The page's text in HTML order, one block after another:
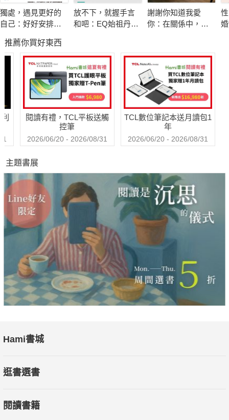
全書貫穿著一個核心信念──最可怕的不是生活的艱難，而是
我們對改變的恐懼與猶豫。無論是面對迷茫還是挫折，書中提醒
及「如何重新定義生活目標」的討論，作者引導讀者放下對「完
美生活」的執念，改以更灑脫、更自信的心態面對現實。同時，
書中也鼓勵我們摒棄對外界的過度依賴，學會以自己的節奏前
行，成為「自己的伯樂」。
▎為未來努力：成全自己的生活
能成全自己的生活，但前提是勇於行動且堅持不懈。本書並非單
純的夢想指南，而是告訴我們如何在現實中尋找出路，如何從錯
誤中學習，如何將每一步都向著夢想靠近。人生的「塵埃落定」
不該成為我們的恐懼，而應是一種自由的選擇。無論你是剛開始
探索生活的年輕人，還是正在重新思考未來的成年人，這本書都
將成為你追尋理想生活的重要啟示。
【本書特色】：
本書從多個角度探討了人們對理想生活的追求與困惑，以精煉的
語言結合現實故事，提出了具體的方法與行動策略，幫助讀者從
迷茫中找到方向。作者溫暖卻直擊內心的文字，強調勇氣和獨立
思考的重要性，啟發讀者如何在現實中找到屬於自己的道路。無
從中獲得力量與靈感。
獨處，遇見更好的
自己：好好安排你
設定人生的力量
放不下，就握手言
和吧：EQ始祖丹尼
謝謝你知道我愛
你：在關係中，面
推薦你買好東西
閱讀有禮，TCL平板送觸
控筆
2026/06/20 - 2026/08/31
TCL數位筆記本送月讀包1
年
2026/06/20 - 2026/08/31
主題書展
Hami書城
逛書選書
閱讀書籍